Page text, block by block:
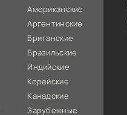
Американские
Аргентинские
Британские
Бразильские
Индийские
Корейские
Канадские
Зарубежные